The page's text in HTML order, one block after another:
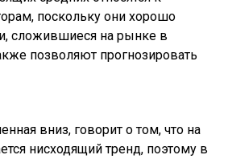
поскольку они хорошо
сложившиеся на рынке в
позволяют прогнозировать
вниз, говорит о том, что на
нисходящий тренд, поэтому в